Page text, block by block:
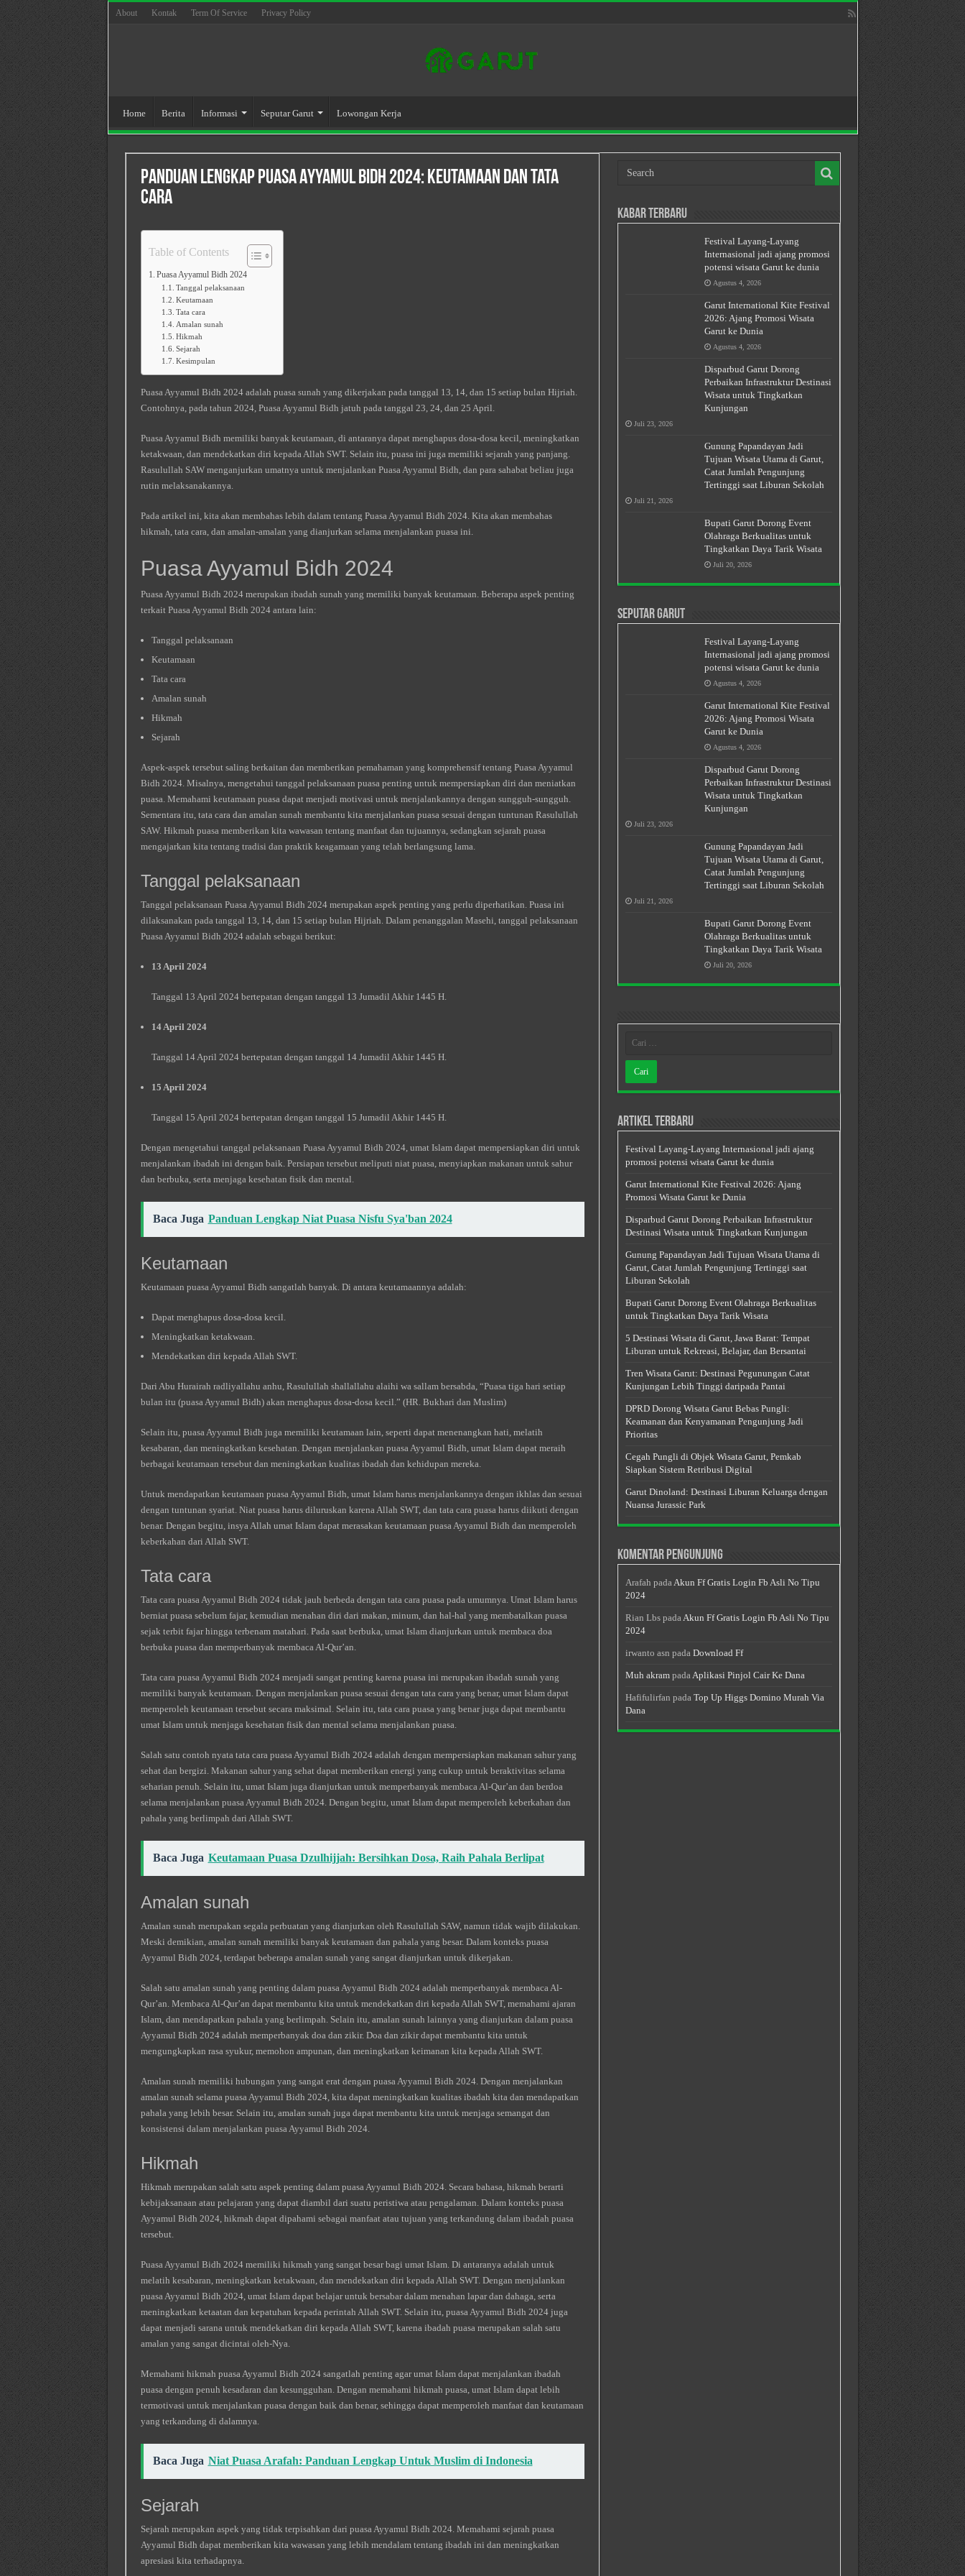
About Kontak Term Of Service Privacy Policy
Home Berita Informasi Seputar Garut Lowongan Kerja
Panduan Lengkap Puasa Ayyamul Bidh 2024: Keutamaan dan Tata
Cara
Table of Contents
Puasa Ayyamul Bidh 2024
Tanggal pelaksanaan
Keutamaan
Tata cara
Amalan sunah
Hikmah
Sejarah
Kesimpulan
Puasa Ayyamul Bidh 2024 adalah puasa sunah yang dikerjakan pada tanggal 13, 14, dan 15 setiap bulan Hijriah.
Contohnya, pada tahun 2024, Puasa Ayyamul Bidh jatuh pada tanggal 23, 24, dan 25 April.
Puasa Ayyamul Bidh memiliki banyak keutamaan, di antaranya dapat menghapus dosa-dosa kecil, meningkatkan
ketakwaan, dan mendekatkan diri kepada Allah SWT. Selain itu, puasa ini juga memiliki sejarah yang panjang.
Rasulullah SAW menganjurkan umatnya untuk menjalankan Puasa Ayyamul Bidh, dan para sahabat beliau juga
rutin melaksanakannya.
Pada artikel ini, kita akan membahas lebih dalam tentang Puasa Ayyamul Bidh 2024. Kita akan membahas
hikmah, tata cara, dan amalan-amalan yang dianjurkan selama menjalankan puasa ini.
Puasa Ayyamul Bidh 2024
Puasa Ayyamul Bidh 2024 merupakan ibadah sunah yang memiliki banyak keutamaan. Beberapa aspek penting
terkait Puasa Ayyamul Bidh 2024 antara lain:
Tanggal pelaksanaan
Keutamaan
Tata cara
Amalan sunah
Hikmah
Sejarah
Aspek-aspek tersebut saling berkaitan dan memberikan pemahaman yang komprehensif tentang Puasa Ayyamul
Bidh 2024. Misalnya, mengetahui tanggal pelaksanaan puasa penting untuk mempersiapkan diri dan meniatkan
puasa. Memahami keutamaan puasa dapat menjadi motivasi untuk menjalankannya dengan sungguh-sungguh.
Sementara itu, tata cara dan amalan sunah membantu kita menjalankan puasa sesuai dengan tuntunan Rasulullah
SAW. Hikmah puasa memberikan kita wawasan tentang manfaat dan tujuannya, sedangkan sejarah puasa
mengajarkan kita tentang tradisi dan praktik keagamaan yang telah berlangsung lama.
Tanggal pelaksanaan
Tanggal pelaksanaan Puasa Ayyamul Bidh 2024 merupakan aspek penting yang perlu diperhatikan. Puasa ini
dilaksanakan pada tanggal 13, 14, dan 15 setiap bulan Hijriah. Dalam penanggalan Masehi, tanggal pelaksanaan
Puasa Ayyamul Bidh 2024 adalah sebagai berikut:
13 April 2024
Tanggal 13 April 2024 bertepatan dengan tanggal 13 Jumadil Akhir 1445 H.
14 April 2024
Tanggal 14 April 2024 bertepatan dengan tanggal 14 Jumadil Akhir 1445 H.
15 April 2024
Tanggal 15 April 2024 bertepatan dengan tanggal 15 Jumadil Akhir 1445 H.
Dengan mengetahui tanggal pelaksanaan Puasa Ayyamul Bidh 2024, umat Islam dapat mempersiapkan diri untuk
menjalankan ibadah ini dengan baik. Persiapan tersebut meliputi niat puasa, menyiapkan makanan untuk sahur
dan berbuka, serta menjaga kesehatan fisik dan mental.
Baca Juga Panduan Lengkap Niat Puasa Nisfu Sya'ban 2024
Keutamaan
Keutamaan puasa Ayyamul Bidh sangatlah banyak. Di antara keutamaannya adalah:
Dapat menghapus dosa-dosa kecil.
Meningkatkan ketakwaan.
Mendekatkan diri kepada Allah SWT.
Dari Abu Hurairah radliyallahu anhu, Rasulullah shallallahu alaihi wa sallam bersabda, “Puasa tiga hari setiap
bulan itu (puasa Ayyamul Bidh) akan menghapus dosa-dosa kecil.” (HR. Bukhari dan Muslim)
Selain itu, puasa Ayyamul Bidh juga memiliki keutamaan lain, seperti dapat menenangkan hati, melatih
kesabaran, dan meningkatkan kesehatan. Dengan menjalankan puasa Ayyamul Bidh, umat Islam dapat meraih
berbagai keutamaan tersebut dan meningkatkan kualitas ibadah dan kehidupan mereka.
Untuk mendapatkan keutamaan puasa Ayyamul Bidh, umat Islam harus menjalankannya dengan ikhlas dan sesuai
dengan tuntunan syariat. Niat puasa harus diluruskan karena Allah SWT, dan tata cara puasa harus diikuti dengan
benar. Dengan begitu, insya Allah umat Islam dapat merasakan keutamaan puasa Ayyamul Bidh dan memperoleh
keberkahan dari Allah SWT.
Tata cara
Tata cara puasa Ayyamul Bidh 2024 tidak jauh berbeda dengan tata cara puasa pada umumnya. Umat Islam harus
berniat puasa sebelum fajar, kemudian menahan diri dari makan, minum, dan hal-hal yang membatalkan puasa
sejak terbit fajar hingga terbenam matahari. Pada saat berbuka, umat Islam dianjurkan untuk membaca doa
berbuka puasa dan memperbanyak membaca Al-Qur’an.
Tata cara puasa Ayyamul Bidh 2024 menjadi sangat penting karena puasa ini merupakan ibadah sunah yang
memiliki banyak keutamaan. Dengan menjalankan puasa sesuai dengan tata cara yang benar, umat Islam dapat
memperoleh keutamaan tersebut secara maksimal. Selain itu, tata cara puasa yang benar juga dapat membantu
umat Islam untuk menjaga kesehatan fisik dan mental selama menjalankan puasa.
Salah satu contoh nyata tata cara puasa Ayyamul Bidh 2024 adalah dengan mempersiapkan makanan sahur yang
sehat dan bergizi. Makanan sahur yang sehat dapat memberikan energi yang cukup untuk beraktivitas selama
seharian penuh. Selain itu, umat Islam juga dianjurkan untuk memperbanyak membaca Al-Qur’an dan berdoa
selama menjalankan puasa Ayyamul Bidh 2024. Dengan begitu, umat Islam dapat memperoleh keberkahan dan
pahala yang berlimpah dari Allah SWT.
Baca Juga Keutamaan Puasa Dzulhijjah: Bersihkan Dosa, Raih Pahala Berlipat
Amalan sunah
Amalan sunah merupakan segala perbuatan yang dianjurkan oleh Rasulullah SAW, namun tidak wajib dilakukan.
Meski demikian, amalan sunah memiliki banyak keutamaan dan pahala yang besar. Dalam konteks puasa
Ayyamul Bidh 2024, terdapat beberapa amalan sunah yang sangat dianjurkan untuk dikerjakan.
Salah satu amalan sunah yang penting dalam puasa Ayyamul Bidh 2024 adalah memperbanyak membaca Al-
Qur’an. Membaca Al-Qur’an dapat membantu kita untuk mendekatkan diri kepada Allah SWT, memahami ajaran
Islam, dan mendapatkan pahala yang berlimpah. Selain itu, amalan sunah lainnya yang dianjurkan dalam puasa
Ayyamul Bidh 2024 adalah memperbanyak doa dan zikir. Doa dan zikir dapat membantu kita untuk
mengungkapkan rasa syukur, memohon ampunan, dan meningkatkan keimanan kita kepada Allah SWT.
Amalan sunah memiliki hubungan yang sangat erat dengan puasa Ayyamul Bidh 2024. Dengan menjalankan
amalan sunah selama puasa Ayyamul Bidh 2024, kita dapat meningkatkan kualitas ibadah kita dan mendapatkan
pahala yang lebih besar. Selain itu, amalan sunah juga dapat membantu kita untuk menjaga semangat dan
konsistensi dalam menjalankan puasa Ayyamul Bidh 2024.
Hikmah
Hikmah merupakan salah satu aspek penting dalam puasa Ayyamul Bidh 2024. Secara bahasa, hikmah berarti
kebijaksanaan atau pelajaran yang dapat diambil dari suatu peristiwa atau pengalaman. Dalam konteks puasa
Ayyamul Bidh 2024, hikmah dapat dipahami sebagai manfaat atau tujuan yang terkandung dalam ibadah puasa
tersebut.
Puasa Ayyamul Bidh 2024 memiliki hikmah yang sangat besar bagi umat Islam. Di antaranya adalah untuk
melatih kesabaran, meningkatkan ketakwaan, dan mendekatkan diri kepada Allah SWT. Dengan menjalankan
puasa Ayyamul Bidh 2024, umat Islam dapat belajar untuk bersabar dalam menahan lapar dan dahaga, serta
meningkatkan ketaatan dan kepatuhan kepada perintah Allah SWT. Selain itu, puasa Ayyamul Bidh 2024 juga
dapat menjadi sarana untuk mendekatkan diri kepada Allah SWT, karena ibadah puasa merupakan salah satu
amalan yang sangat dicintai oleh-Nya.
Memahami hikmah puasa Ayyamul Bidh 2024 sangatlah penting agar umat Islam dapat menjalankan ibadah
puasa dengan penuh kesadaran dan kesungguhan. Dengan memahami hikmah puasa, umat Islam dapat lebih
termotivasi untuk menjalankan puasa dengan baik dan benar, sehingga dapat memperoleh manfaat dan keutamaan
yang terkandung di dalamnya.
Baca Juga Niat Puasa Arafah: Panduan Lengkap Untuk Muslim di Indonesia
Sejarah
Sejarah merupakan aspek yang tidak terpisahkan dari puasa Ayyamul Bidh 2024. Memahami sejarah puasa
Ayyamul Bidh dapat memberikan kita wawasan yang lebih mendalam tentang ibadah ini dan meningkatkan
apresiasi kita terhadapnya.
Kabar Terbaru
Festival Layang-Layang
Internasional jadi ajang promosi
potensi wisata Garut ke dunia
Agustus 4, 2026
Garut International Kite Festival
2026: Ajang Promosi Wisata
Garut ke Dunia
Agustus 4, 2026
Disparbud Garut Dorong
Perbaikan Infrastruktur Destinasi
Wisata untuk Tingkatkan
Kunjungan
Juli 23, 2026
Gunung Papandayan Jadi
Tujuan Wisata Utama di Garut,
Catat Jumlah Pengunjung
Tertinggi saat Liburan Sekolah
Juli 21, 2026
Bupati Garut Dorong Event
Olahraga Berkualitas untuk
Tingkatkan Daya Tarik Wisata
Juli 20, 2026
Seputar Garut
Festival Layang-Layang
Internasional jadi ajang promosi
potensi wisata Garut ke dunia
Agustus 4, 2026
Garut International Kite Festival
2026: Ajang Promosi Wisata
Garut ke Dunia
Agustus 4, 2026
Disparbud Garut Dorong
Perbaikan Infrastruktur Destinasi
Wisata untuk Tingkatkan
Kunjungan
Juli 23, 2026
Gunung Papandayan Jadi
Tujuan Wisata Utama di Garut,
Catat Jumlah Pengunjung
Tertinggi saat Liburan Sekolah
Juli 21, 2026
Bupati Garut Dorong Event
Olahraga Berkualitas untuk
Tingkatkan Daya Tarik Wisata
Juli 20, 2026
Artikel Terbaru
Festival Layang-Layang Internasional jadi ajang
promosi potensi wisata Garut ke dunia
Garut International Kite Festival 2026: Ajang
Promosi Wisata Garut ke Dunia
Disparbud Garut Dorong Perbaikan Infrastruktur
Destinasi Wisata untuk Tingkatkan Kunjungan
Gunung Papandayan Jadi Tujuan Wisata Utama di
Garut, Catat Jumlah Pengunjung Tertinggi saat
Liburan Sekolah
Bupati Garut Dorong Event Olahraga Berkualitas
untuk Tingkatkan Daya Tarik Wisata
5 Destinasi Wisata di Garut, Jawa Barat: Tempat
Liburan untuk Rekreasi, Belajar, dan Bersantai
Tren Wisata Garut: Destinasi Pegunungan Catat
Kunjungan Lebih Tinggi daripada Pantai
DPRD Dorong Wisata Garut Bebas Pungli:
Keamanan dan Kenyamanan Pengunjung Jadi
Prioritas
Cegah Pungli di Objek Wisata Garut, Pemkab
Siapkan Sistem Retribusi Digital
Garut Dinoland: Destinasi Liburan Keluarga dengan
Nuansa Jurassic Park
Komentar Pengunjung
Arafah padaAkun Ff Gratis Login Fb Asli No Tipu
2024
Rian LbspadaAkun Ff Gratis Login Fb Asli No Tipu
2024
irwanto asn pada Download Ff
Muh akrampadaAplikasi Pinjol Cair Ke Dana
Hafifulirfan pada Top Up Higgs Domino Murah Via
Dana